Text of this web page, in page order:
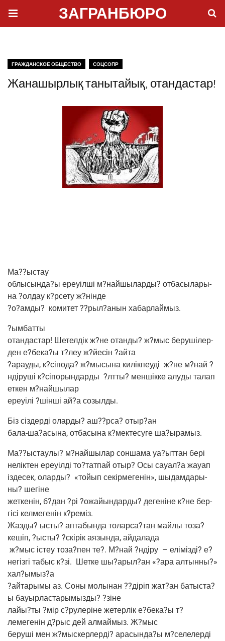
ЗАГРАНБЮРО
ГРАЖДАНСКОЕ ОБЩЕСТВО СОЦСОПР
Жанашырлық танытайық, отандастар!
Ма??ыстау
облысында?ы ере­уіл­ші м?найшыларды? отба­сы­ла­ры­
на ?олдау к?рсету ж?нінде
?о?амды? коми­тет ??рыл?анын хабарлаймыз.
?ымбат­ты
отан­дастар! Шетел­дік ж?не отан­ды? ж?мыс беру­шілер­
ден е?бека?ы т?леу ж?йесін ?айта
?ара­уды, к?сіпода? ж?мысына килік­пе­уді ж?не м?най ?
ндіру­ші к?сіпорындарды ?лтты? мен­шік­ке алу­ды талап
еткен м?найшылар
ере­уілі ?шін­ші ай?а созылды.
Біз сіз­дер­ді олар­ды? аш??рса? отыр?ан
бала-ша?асына, отба­сы­на к?мектесуге ша?ырамыз.
Ма??ыстаулы? м?найшылар сон­ша­ма уа?ыттан бері
нелік­тен ере­уіл­ді то?татпай отыр? Осы сауал?а жау­ап
ізде­сек, олар­ды? «той­ып секір­ме­генін», шыдам­да­ры­
ны? шегіне
жет­кенін, б?дан ?рі ?ожай­ын­дар­ды? дегеніне к?не бер­
гісі кел­ме­генін к?реміз.
Жаз­ды? ысты? апта­бын­да толарса?тан май­лы тоза?
кешіп, ?ысты? ?скірік аязын­да, айдалада
ж?мыс істеу тоза?пен те?. М?най ?нді­ру – елі­мізді? е?
негіз­гі табыс к?зі. Шет­ке шы?арыл?ан «?ара алтын­ны?»
хал?ымыз?а
?айта­ры­мы аз. Соны молы­нан ??діріп жат?ан батыста?
ы бауыр­ла­ста­ры­мы­зды? ?зіне
лайы?ты ?мір с?рулеріне жетер­лік е?бека?ы т?
лемегенін д?рыс дей алмай­мыз. Ж?мыс
беру­ші мен ж?мыскерлерді? арасында?ы м?селелерді